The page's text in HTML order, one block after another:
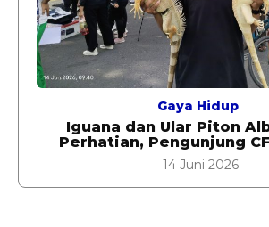
Gaya Hidup
Iguana dan Ular Piton
Perhatian, Pengunjung
14 Juni 2026